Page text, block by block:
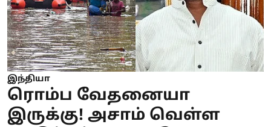
இந்தியா
ரொம்ப வேதனையா
இருக்கு! அசாம் வெள்ள